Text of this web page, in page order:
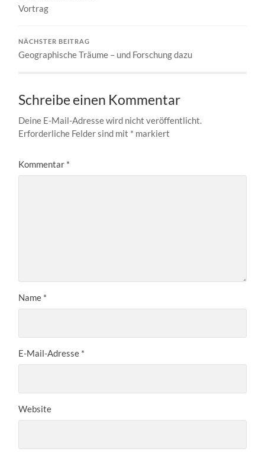
Vortrag
NÄCHSTER BEITRAG
Geographische Träume – und Forschung dazu
Schreibe einen Kommentar
Deine E-Mail-Adresse wird nicht veröffentlicht.
Erforderliche Felder sind mit * markiert
Kommentar *
Name *
E-Mail-Adresse *
Website